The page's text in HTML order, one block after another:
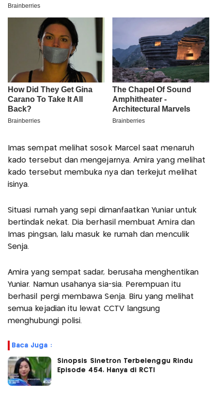
Imas sempat melihat sosok Marcel saat menaruh
kado tersebut dan mengejarnya. Amira yang melihat
kado tersebut membuka nya dan terkejut melihat
isinya.
Situasi rumah yang sepi dimanfaatkan Yuniar untuk
bertindak nekat. Dia berhasil membuat Amira dan
Imas pingsan, lalu masuk ke rumah dan menculik
Senja.
Amira yang sempat sadar, berusaha menghentikan
Yuniar. Namun usahanya sia-sia. Perempuan itu
berhasil pergi membawa Senja. Biru yang melihat
semua kejadian itu lewat CCTV langsung
menghubungi polisi.
Baca Juga :
Sinopsis Sinetron Terbelenggu Rindu
Episode 454, Hanya di RCTI